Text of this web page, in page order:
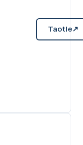
Taotle↗